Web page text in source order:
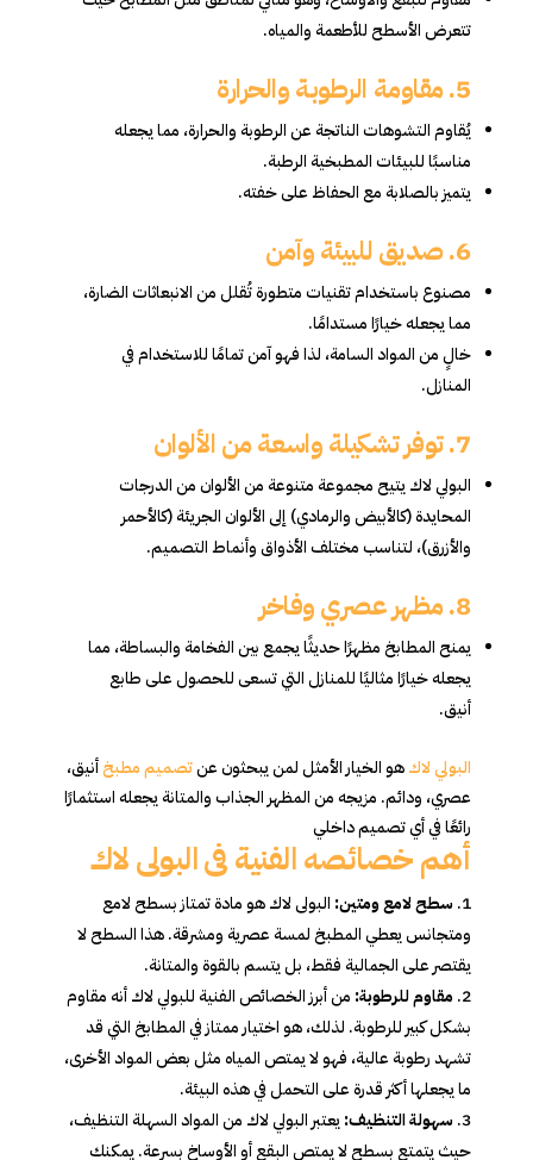
تتعرض الأسطح للأطعمة والمياه.
5. مقاومة الرطوبة والحرارة
يُقاوم التشوهات الناتجة عن الرطوبة والحرارة، مما يجعله
مناسبًا للبيئات المطبخية الرطبة.
يتميز بالصلابة مع الحفاظ على خفته.
6. صديق للبيئة وآمن
مصنوع باستخدام تقنيات متطورة تُقلل من الانبعاثات الضارة،
مما يجعله خيارًا مستدامًا.
خالٍ من المواد السامة، لذا فهو آمن تمامًا للاستخدام في
المنازل.
7. توفر تشكيلة واسعة من الألوان
البولي لاك يتيح مجموعة متنوعة من الألوان من الدرجات
المحايدة (كالأبيض والرمادي) إلى الألوان الجريئة (كالأحمر
والأزرق)، لتناسب مختلف الأذواق وأنماط التصميم.
8. مظهر عصري وفاخر
يمنح المطابخ مظهرًا حديثًا يجمع بين الفخامة والبساطة، مما
يجعله خيارًا مثاليًا للمنازل التي تسعى للحصول على طابع
أنيق.
البولي لاكهو الخيار الأمثل لمن يبحثون عنتصميم مطبخأنيق،
عصري، ودائم. مزيجه من المظهر الجذاب والمتانة يجعله استثمارًا
رائعًا في أي تصميم داخلي
أهم خصائصه الفنية فى البولى لاك
سطح لامع ومتين: البولى لاك هو مادة تمتاز بسطح لامع
ومتجانس يعطي المطبخ لمسة عصرية ومشرقة. هذا السطح لا
يقتصر على الجمالية فقط، بل يتسم بالقوة والمتانة.
مقاوم للرطوبة: من أبرز الخصائص الفنية للبولي لاك أنه مقاوم
بشكل كبير للرطوبة. لذلك، هو اختيار ممتاز في المطابخ التي قد
تشهد رطوبة عالية، فهو لا يمتص المياه مثل بعض المواد الأخرى،
ما يجعلها أكثر قدرة على التحمل في هذه البيئة.
سهولة التنظيف:يعتبر البولي لاك من المواد السهلة التنظيف،
حيث يتمتع بسطح لا يمتص البقع أو الأوساخ بسرعة. يمكنك